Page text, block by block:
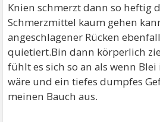
Knien schmerzt dann so heftig
Schmerzmittel kaum gehen
angeschlagener Rücken
quietiert.Bin dann körperlich
fühlt es sich so an als wenn
wäre und ein tiefes dumpfes
meinen Bauch aus.